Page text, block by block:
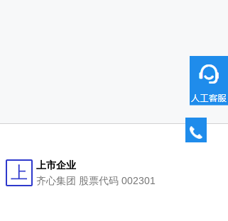
上
上市企业
齐心集团 股票代码 002301